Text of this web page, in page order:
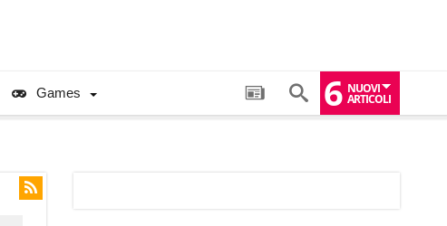
Games 6 NUOVI
ARTICOLI